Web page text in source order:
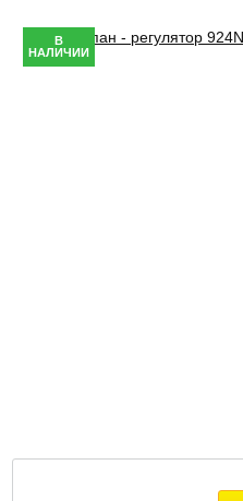
В
НАЛИЧИИ